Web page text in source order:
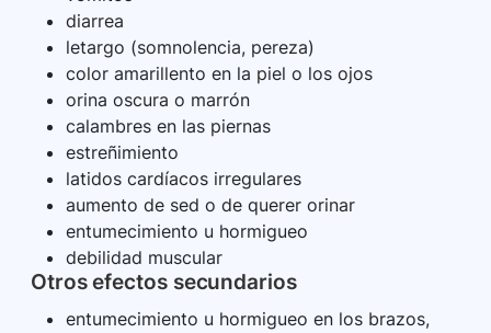
diarrea
letargo (somnolencia, pereza)
color amarillento en la piel o los ojos
orina oscura o marrón
calambres en las piernas
estreñimiento
latidos cardíacos irregulares
aumento de sed o de querer orinar
entumecimiento u hormigueo
debilidad muscular
Otros efectos secundarios
entumecimiento u hormigueo en los brazos,